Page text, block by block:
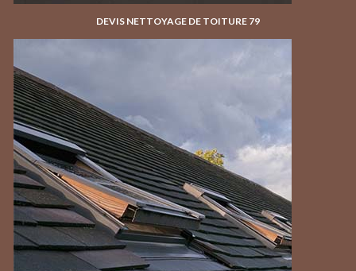
DEVIS NETTOYAGE DE TOITURE 79